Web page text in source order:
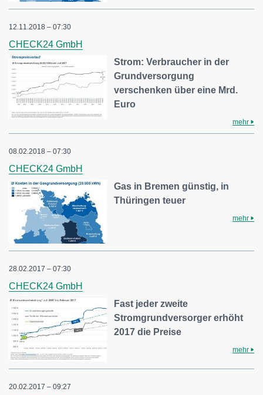
12.11.2018 – 07:30
CHECK24 GmbH
Strom: Verbraucher in der
Grundversorgung
verschenken über eine Mrd.
Euro
mehr
08.02.2018 – 07:30
CHECK24 GmbH
Gas in Bremen günstig, in
Thüringen teuer
mehr
28.02.2017 – 07:30
CHECK24 GmbH
Fast jeder zweite
Stromgrundversorger erhöht
2017 die Preise
mehr
20.02.2017 – 09:27